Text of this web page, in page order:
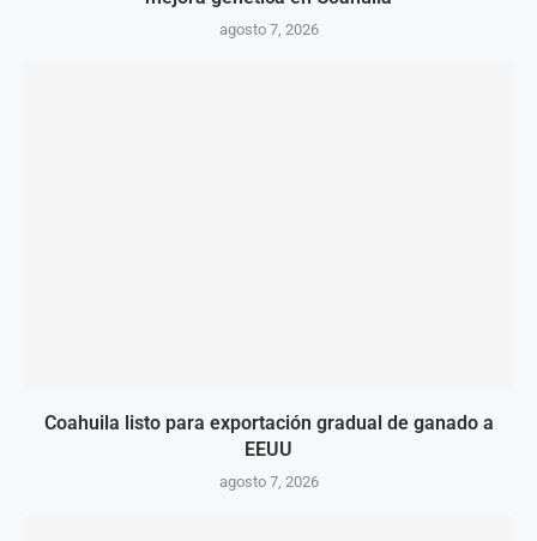
agosto 7, 2026
Coahuila listo para exportación gradual de ganado a
EEUU
agosto 7, 2026